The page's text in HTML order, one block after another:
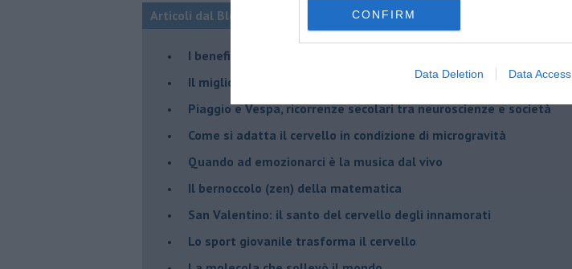
CONFIRM
Data Deletion Data Access
Articoli dal Blog “NEURONEWS” di Alberto Arturo Vergani
​I benefici neurali del tango
​Il migliore amico (del cervello) dell’uomo
Piaggio e Vespa, ricorrenze secolari tra neuroscienze e società
​Come si adatta il cervello in condizione di microgravità
​Quando ad emozionarci è la musica dal vivo
Il bernoccolo (zen) della matematica
San Valentino: il santo del cervello degli innamorati
​Lo sport giovanile trasforma il cervello